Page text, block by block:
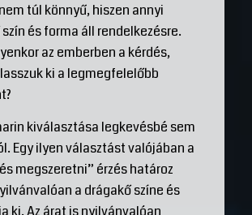
túl könnyű, hiszen annyi
és forma áll rendelkezésre.
az emberben a kérdés,
ki a legmegfelelőbb
kiválasztása legkevésbé sem
Egy ilyen választást valójában a
megszeretni” érzés határoz
a drágakő színe és
ki. Az árat is nyilvánvalóan